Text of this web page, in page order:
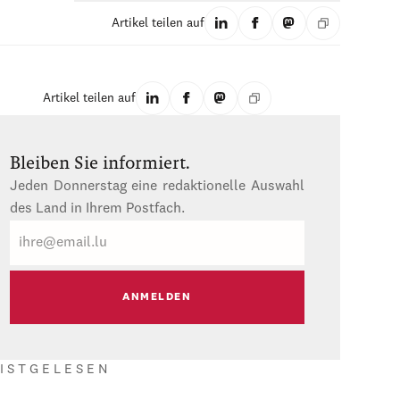
Artikel teilen auf
Artikel teilen auf
Bleiben Sie informiert.
Jeden Donnerstag eine redaktionelle Auswahl
des Land in Ihrem Postfach.
Mail